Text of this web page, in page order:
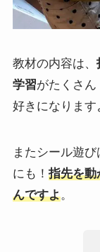
教材の内容は、
学習がたくさ
好きになります
またシール遊
にも！ 指先を動
んですよ。